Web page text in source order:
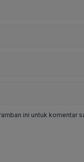
ini untuk komentar